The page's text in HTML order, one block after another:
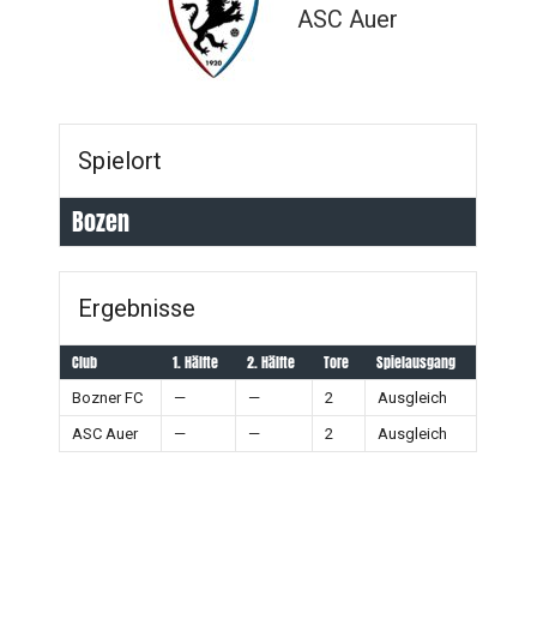
ASC Auer
Spielort
Bozen
Ergebnisse
Club 1. Hälfte 2. Hälfte Tore Spielausgang
Bozner FC — — 2
Ausgleich
ASC Auer
— — 2 Ausgleich